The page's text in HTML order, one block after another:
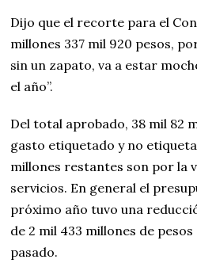
Dijo que el recorte para el
millones 337 mil 920 pesos,
sin un zapato, va a estar
el año”.
Del total aprobado, 38 mil 82
gasto etiquetado y no
millones restantes son por la
servicios. En general el
próximo año tuvo una
de 2 mil 433 millones de
pasado.